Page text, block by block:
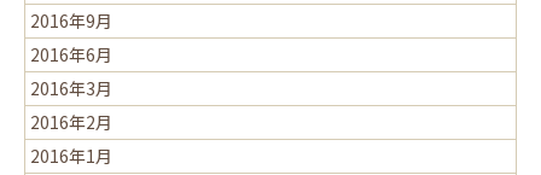
2016年9月
2016年6月
2016年3月
2016年2月
2016年1月